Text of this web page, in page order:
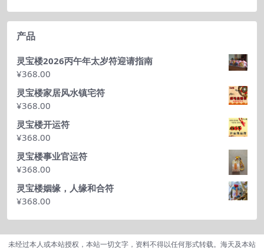
产品
灵宝楼2026丙午年太岁符迎请指南
¥368.00
灵宝楼家居风水镇宅符
¥368.00
灵宝楼开运符
¥368.00
灵宝楼事业官运符
¥368.00
灵宝楼姻缘，人缘和合符
¥368.00
未经过本人或本站授权，本站一切文字，资料不得以任何形式转载。海天及本站